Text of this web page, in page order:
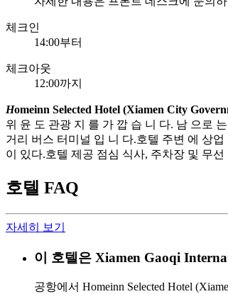
체크인
14:00부터
체크아웃
12:00까지
Homeinn Selected Hotel (Xiamen City
위 윤 도 관광 지 를 가 깝 습 니 다. 남 으로
거리 버스 터미널 입 니 다.호텔 주변 에 상
이 있다.호텔 제공 점심 식사, 주차장 및 무
호텔 FAQ
자세히 보기
이 호텔은 Xiamen Gaoqi
공항에서 Homeinn Selected Hotel